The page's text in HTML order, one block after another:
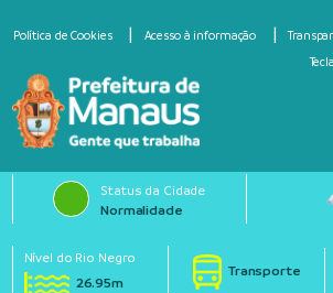
Política de Cookies Acesso à informação
Status da Cidade
Normalidade
Nível do Rio Negro
26.95m
Transporte